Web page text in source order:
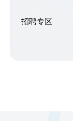
招聘专区